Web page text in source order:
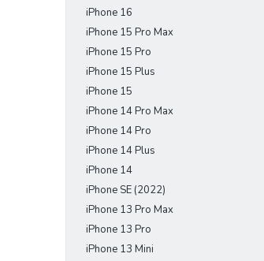
iPhone 16
iPhone 15 Pro Max
iPhone 15 Pro
iPhone 15 Plus
iPhone 15
iPhone 14 Pro Max
iPhone 14 Pro
iPhone 14 Plus
iPhone 14
iPhone SE (2022)
iPhone 13 Pro Max
iPhone 13 Pro
iPhone 13 Mini